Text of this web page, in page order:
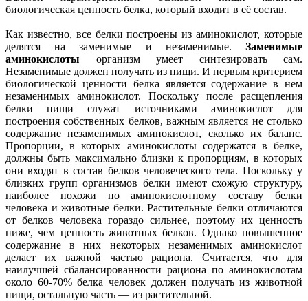
биологическая ценность белка, который входит в её состав.
Как известно, все белки построены из аминокислот, которые
делятся на заменимые и незаменимые. Заменимые
аминокислоты организм умеет синтезировать сам.
Незаменимые должен получать из пищи. И первым критерием
биологической ценности белка является содержание в нем
незаменимых аминокислот. Поскольку после расщепления
белки пищи служат источниками аминокислот для
построения собственных белков, важным является не столько
содержание незаменимых аминокислот, сколько их баланс.
Пропорции, в которых аминокислоты содержатся в белке,
должны быть максимально близки к пропорциям, в которых
они входят в состав белков человеческого тела. Поскольку у
близких групп организмов белки имеют схожую структуру,
наиболее похожи по аминокислотному составу белки
человека и животные белки. Растительные белки отличаются
от белков человека гораздо сильнее, поэтому их ценность
ниже, чем ценность животных белков. Однако повышенное
содержание в них некоторых незаменимых аминокислот
делает их важной частью рациона. Считается, что для
наилучшей сбалансированности рациона по аминокислотам
около 60-70% белка человек должен получать из животной
пищи, остальную часть — из растительной.